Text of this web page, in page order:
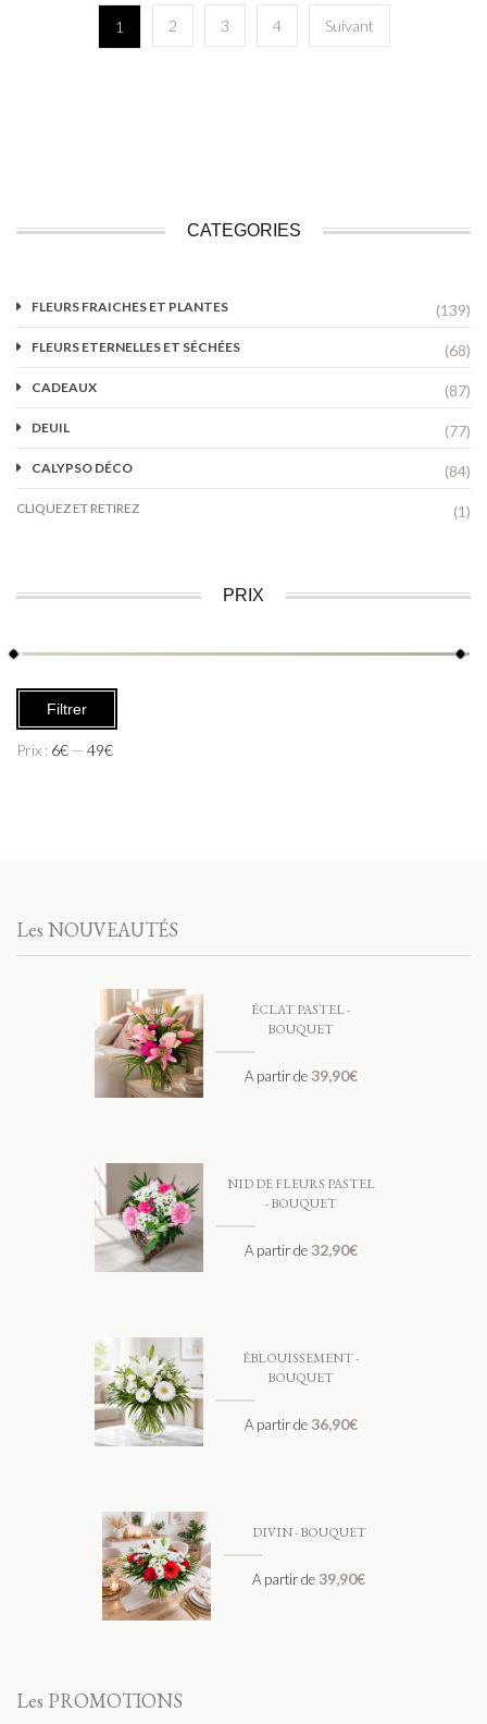
1 2 3 4 Suivant
CATEGORIES
FLEURS FRAICHES ET PLANTES (139)
FLEURS ETERNELLES ET SÉCHÉES (68)
CADEAUX (87)
DEUIL (77)
CALYPSO DÉCO (84)
CLIQUEZ ET RETIREZ (1)
PRIX
Filtrer
Prix : 6€ — 49€
Les NOUVEAUTÉS
ÉCLAT PASTEL -
BOUQUET
A partir de 39,90€
NID DE FLEURS PASTEL
- BOUQUET
A partir de 32,90€
ÉBLOUISSEMENT -
BOUQUET
A partir de 36,90€
DIVIN - BOUQUET
A partir de39,90€
Les PROMOTIONS